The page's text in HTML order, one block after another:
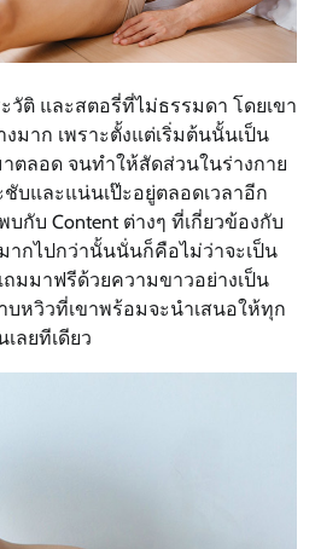
วัติ และสตอรี่ที่ไม่ธรรมดา โดยเขา
มาก เพราะตั้งแต่เริ่มต้นนั้นเป็น
ตลอด จนทำให้สัดส่วนในร่างกาย
บและแน่นเป๊ะอยู่ตลอดเวลาอีก
กับ Content ต่างๆ ที่เกี่ยวข้องกับ
ากไปกว่านั้นนั่นก็คือไม่ว่าจะเป็น
มมาฟรีด้วยความขาวอย่างเป็น
หวิวที่เขาพร้อมจะนำเสนอให้ทุก
ลยทีเดียว